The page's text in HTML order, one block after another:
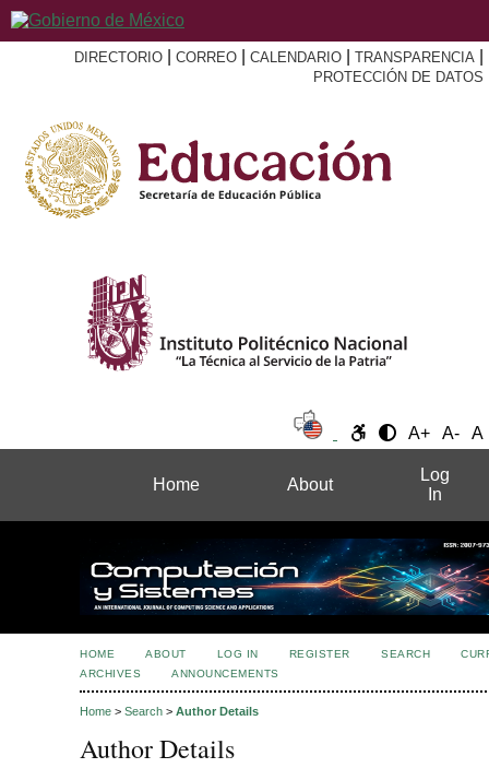
DIRECTORIO CORREO CALENDARIO TRANSPARENCIA
PROTECCIÓN DE DATOS
A+ A- A
Home About
Log
In
HOME ABOUT LOG IN REGISTER SEARCH
ARCHIVES
ANNOUNCEMENTS
Home > Search > Author Details
Author Details